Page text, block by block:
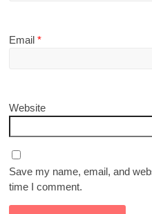
Email*
Website
Save my name, email, and
time I comment.